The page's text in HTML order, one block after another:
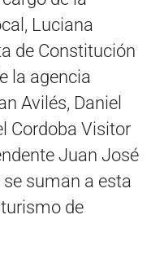
Luciana
de Constitución
la agencia
Avilés, Daniel
Cordoba Visitor
Juan José
se suman a esta
de